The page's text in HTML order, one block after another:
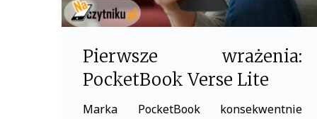
Pierwsze wrażenia:
PocketBook Verse Lite
Marka PocketBook konsekwentnie